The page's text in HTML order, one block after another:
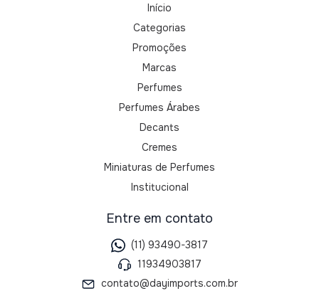
Início
Categorias
Promoções
Marcas
Perfumes
Perfumes Árabes
Decants
Cremes
Miniaturas de Perfumes
Institucional
Entre em contato
(11) 93490-3817
11934903817
contato@dayimports.com.br